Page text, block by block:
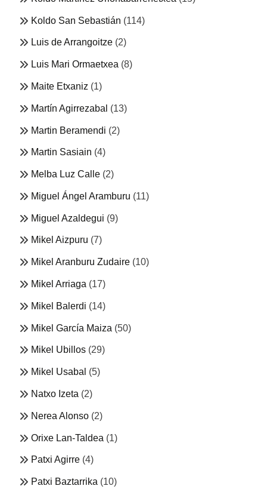
Koldo San Sebastián (114)
Luis de Arrangoitze (2)
Luis Mari Ormaetxea (8)
Maite Etxaniz (1)
Martín Agirrezabal (13)
Martin Beramendi (2)
Martin Sasiain (4)
Melba Luz Calle (2)
Miguel Ángel Aramburu (11)
Miguel Azaldegui (9)
Mikel Aizpuru (7)
Mikel Aranburu Zudaire (10)
Mikel Arriaga (17)
Mikel Balerdi (14)
Mikel García Maiza (50)
Mikel Ubillos (29)
Mikel Usabal (5)
Natxo Izeta (2)
Nerea Alonso (2)
Orixe Lan-Taldea (1)
Patxi Agirre (4)
Patxi Baztarrika (10)